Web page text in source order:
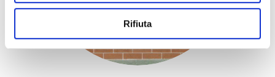
Mostra Dettagli.
Rifiuta